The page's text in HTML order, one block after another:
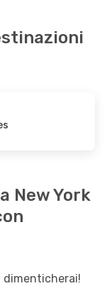
New York
dimenticherai!